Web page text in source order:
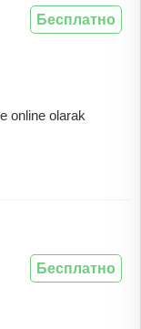
online olarak
Бесплатно
Бесплатно